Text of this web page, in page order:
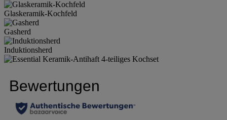
Glaskeramik-Kochfeld
Gasherd
Induktionsherd